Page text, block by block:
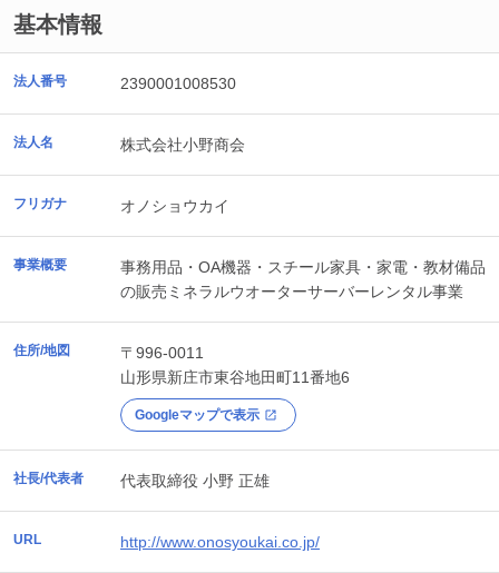
基本情報
法人番号 2390001008530
法人名 株式会社小野商会
フリガナ オノショウカイ
事業概要
事務用品・OA機器・スチール家具・家電・教材備品
の販売ミネラルウオーターサーバーレンタル事業
住所/地図
〒996-0011
山形県新庄市東谷地田町11番地6
Googleマップで表示
社長/代表者 代表取締役 小野 正雄
URL http://www.onosyoukai.co.jp/